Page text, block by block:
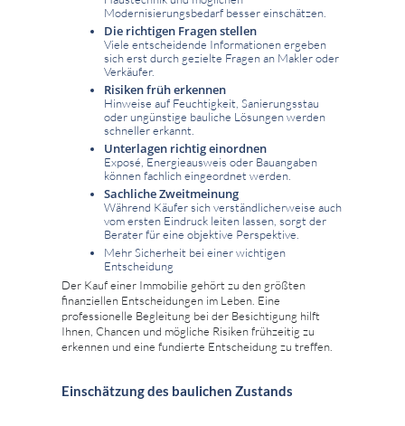
Modernisierungsbedarf besser einschätzen.
Die richtigen Fragen stellen
Viele entscheidende Informationen ergeben
sich erst durch gezielte Fragen an Makler oder
Verkäufer.
Risiken früh erkennen
Hinweise auf Feuchtigkeit, Sanierungsstau
oder ungünstige bauliche Lösungen werden
schneller erkannt.
Unterlagen richtig einordnen
Exposé, Energieausweis oder Bauangaben
können fachlich eingeordnet werden.
Sachliche Zweitmeinung
Während Käufer sich verständlicherweise auch
vom ersten Eindruck leiten lassen, sorgt der
Berater für eine objektive Perspektive.
Mehr Sicherheit bei einer wichtigen
Entscheidung
Der Kauf einer Immobilie gehört zu den größten
finanziellen Entscheidungen im Leben. Eine
professionelle Begleitung bei der Besichtigung hilft
Ihnen, Chancen und mögliche Risiken frühzeitig zu
erkennen und eine fundierte Entscheidung zu treffen.
Einschätzung des baulichen Zustands